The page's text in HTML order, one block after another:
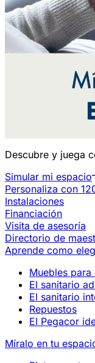
Descubre y juega
Simular mi espacio
Personaliza con
Instalaciones
Financiación
Visita de asesoría
Directorio de
Aprende como
Muebles para
El sanitario
El sanitario
Repuestos
El Pegacor
Míralo en tu